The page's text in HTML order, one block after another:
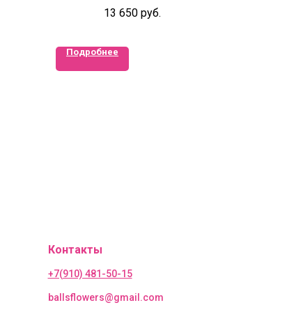
13 650 руб.
Подробнее
Контакты
+7(910) 481-50-15
ballsflowers@gmail.com